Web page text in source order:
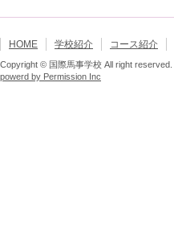
HOME 学校紹介 コース紹介
Copyright © 国際馬事学校 All right reserved.
powerd by Permission Inc